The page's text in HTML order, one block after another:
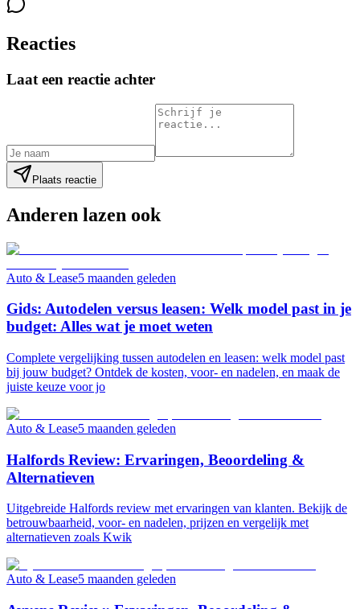
Reacties
Laat een reactie achter
Plaats reactie
Anderen lazen ook
Auto & Lease5 maanden geleden
Gids: Autodelen versus leasen: Welk model past in je
budget: Alles wat je moet weten
Complete vergelijking tussen autodelen en leasen: welk model past
bij jouw budget? Ontdek de kosten, voor- en nadelen, en maak de
juiste keuze voor jo
Auto & Lease5 maanden geleden
Halfords Review: Ervaringen, Beoordeling &
Alternatieven
Uitgebreide Halfords review met ervaringen van klanten. Bekijk de
betrouwbaarheid, voor- en nadelen, prijzen en vergelijk met
alternatieven zoals Kwik
Auto & Lease5 maanden geleden